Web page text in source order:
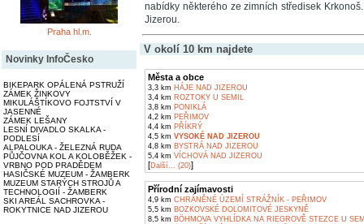
Praha hl.m.
Novinky InfoČesko
BIKEPARK OPÁLENÁ PSTRUŽÍ
ZÁMEK ŽINKOVY
MIKULÁŠTÍKOVO FOJTSTVÍ V
JASENNÉ
ZÁMEK LEŠANY
LESNÍ DIVADLO SKALKA -
PODLESÍ
ALPALOUKA - ŽELEZNÁ RUDA
PŮJČOVNA KOL A KOLOBĚŽEK -
VRBNO POD PRADĚDEM
HASIČSKÉ MUZEUM - ŽAMBERK
MUZEUM STARÝCH STROJŮ A
TECHNOLOGIÍ - ŽAMBERK
SKI AREÁL SACHROVKA -
ROKYTNICE NAD JIZEROU
nabídky některého ze zimních středisek
Jizerou.
V okolí 10 km najdete
Města a obce
3,3 km HÁJE NAD JIZEROU
3,4 km ROZTOKY U SEMIL
3,8 km PONIKLÁ
4,2 km PEŘIMOV
4,4 km PŘÍKRÝ
4,5 km VYSOKÉ NAD JIZEROU
4,8 km BYSTRÁ NAD JIZEROU
5,4 km VÍCHOVÁ NAD JIZEROU
[Další... (20)]
Přírodní zajímavosti
4,9 km CHRÁNĚNÉ ÚZEMÍ STRÁŽNÍK - PEŘIMOV
5,5 km BOZKOVSKÉ DOLOMITOVÉ JESKYNĚ
8,5 km BÖHMOVA VYHLÍDKA NA RIEGROVĚ STEZCE U